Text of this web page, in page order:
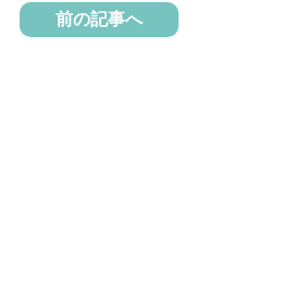
前の記事へ